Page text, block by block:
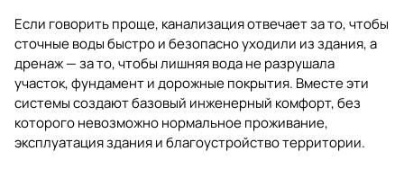
Если говорить проще, канализация отвечает за то, чтобы
сточные воды быстро и безопасно уходили из здания, а
дренаж — за то, чтобы лишняя вода не разрушала
участок, фундамент и дорожные покрытия. Вместе эти
системы создают базовый инженерный комфорт, без
которого невозможно нормальное проживание,
эксплуатация здания и благоустройство территории.